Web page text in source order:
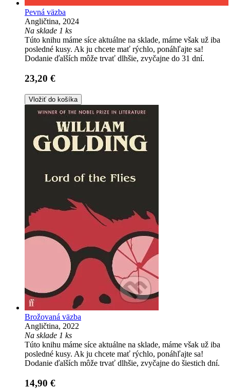
Pevná väzba
Angličtina, 2024
Na sklade 1 ks
Túto knihu máme síce aktuálne na sklade, máme však už iba
posledné kusy. Ak ju chcete mať rýchlo, ponáhľajte sa!
Dodanie ďalších môže trvať dlhšie, zvyčajne do 31 dní.
23,20 €
Vložiť do košíka
Brožovaná väzba
Angličtina, 2022
Na sklade 1 ks
Túto knihu máme síce aktuálne na sklade, máme však už iba
posledné kusy. Ak ju chcete mať rýchlo, ponáhľajte sa!
Dodanie ďalších môže trvať dlhšie, zvyčajne do šiestich dní.
14,90 €